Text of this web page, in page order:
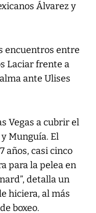
Álvarez y
encuentros entre
Laciar frente a
ante Ulises
Vegas a cubrir el
Munguía. El
años, casi cinco
para la pelea en
detalla un
hiciera, al más
boxeo.